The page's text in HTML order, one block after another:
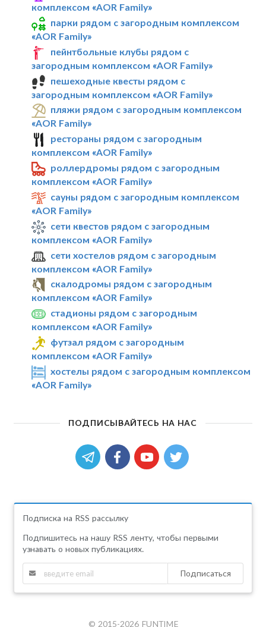
комплексом «AOR Family»
парки рядом с загородным комплексом
«AOR Family»
пейнтбольные клубы рядом с
загородным комплексом «AOR Family»
пешеходные квесты рядом с
загородным комплексом «AOR Family»
пляжи рядом с загородным комплексом
«AOR Family»
рестораны рядом с загородным
комплексом «AOR Family»
роллердромы рядом с загородным
комплексом «AOR Family»
сауны рядом с загородным комплексом
«AOR Family»
сети квестов рядом с загородным
комплексом «AOR Family»
сети хостелов рядом с загородным
комплексом «AOR Family»
скалодромы рядом с загородным
комплексом «AOR Family»
стадионы рядом с загородным
комплексом «AOR Family»
футзал рядом с загородным
комплексом «AOR Family»
хостелы рядом с загородным комплексом
«AOR Family»
ПОДПИСЫВАЙТЕСЬ НА НАС
Подписка на RSS рассылку
Подпишитесь на нашу RSS ленту, чтобы первыми
узнавать о новых публикациях.
Подписаться
© 2015-2026 FUNTIME